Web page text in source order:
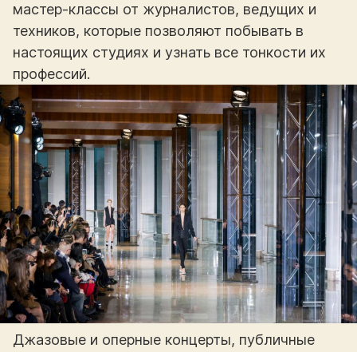
мастер-классы от журналистов, ведущих и
техников, которые позволяют побывать в
настоящих студиях и узнать все тонкости их
профессий.
Джазовые и оперные концерты, публичные